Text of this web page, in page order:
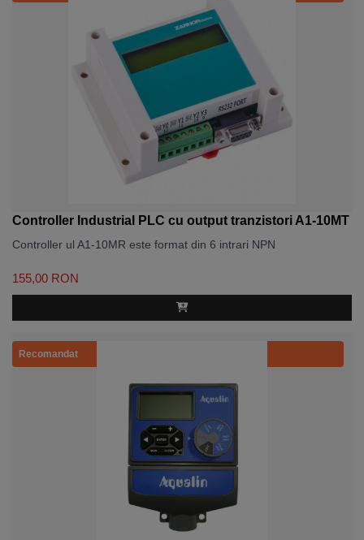
Controller Industrial PLC cu output tranzistori A1-10MT
Controller ul A1-10MR este format din 6 intrari NPN
155,00 RON
Recomandat